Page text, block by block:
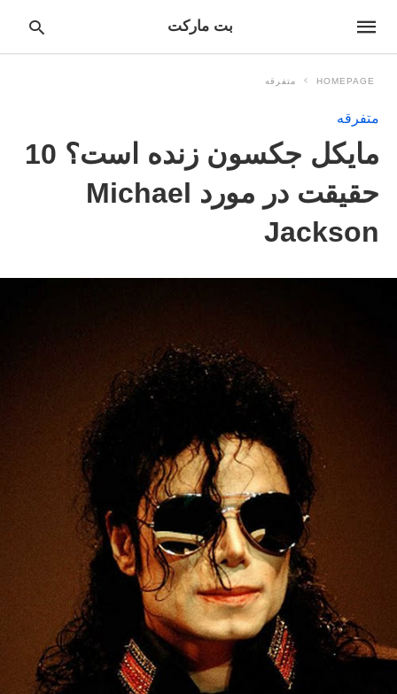
بت مارکت
HOMEPAGE متفرقه
متفرقه
مایکل جکسون زنده است؟ 10
حقیقت در مورد Michael
Jackson